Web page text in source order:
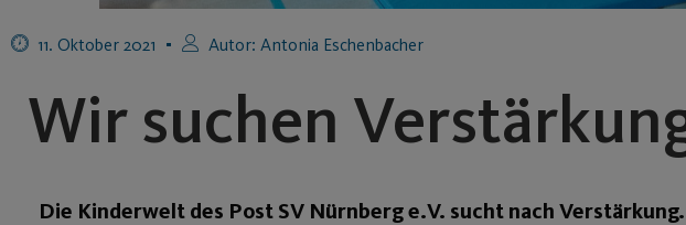
11. Oktober 2021 Autor: Antonia Eschenbacher
Wir suchen
Die Kinderwelt des Post SV Nürnberg e.V. sucht nach Verstärkung.